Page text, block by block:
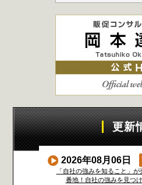
更新
2026年08月06日
「自社の強みを知ること」
番地！自社の強みを見つ